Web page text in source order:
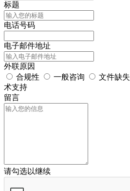
标题
电话号码
电子邮件地址
外联原因
合规性
一般咨询 文件缺失
术支持
留言
请勾选以继续